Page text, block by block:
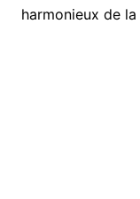
harmonieux de